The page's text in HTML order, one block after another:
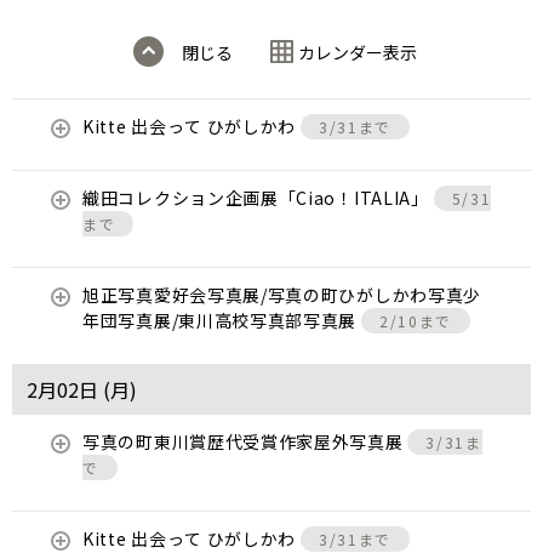
閉じる カレンダー表示
Kitte 出会って ひがしかわ 3/31まで
織田コレクション企画展「Ciao！ITALIA」
5/31
まで
旭正写真愛好会写真展/写真の町ひがしかわ写真少
年団写真展/東川高校写真部写真展
2/10まで
2月02日 (月)
写真の町東川賞歴代受賞作家屋外写真展
3/31ま
で
Kitte 出会って ひがしかわ 3/31まで